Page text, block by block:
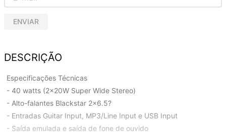
ENVIAR
DESCRIÇÃO
Especificações Técnicas
- 40 watts (2x20W Super Wide Stereo)
- Alto-falantes Blackstar 2×6.5?
- Entradas Guitar Input, MP3/Line Input e USB Input
- Saída emulada e saída de fone de ouvido